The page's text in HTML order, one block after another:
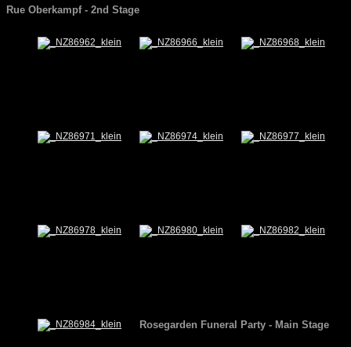
Rue Oberkampf - 2nd Stage
Rosegarden Funeral Party - Main Stage